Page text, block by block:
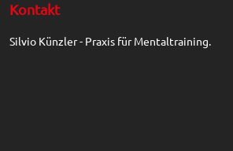
Kontakt
Silvio Künzler - Praxis für Mentaltraining.